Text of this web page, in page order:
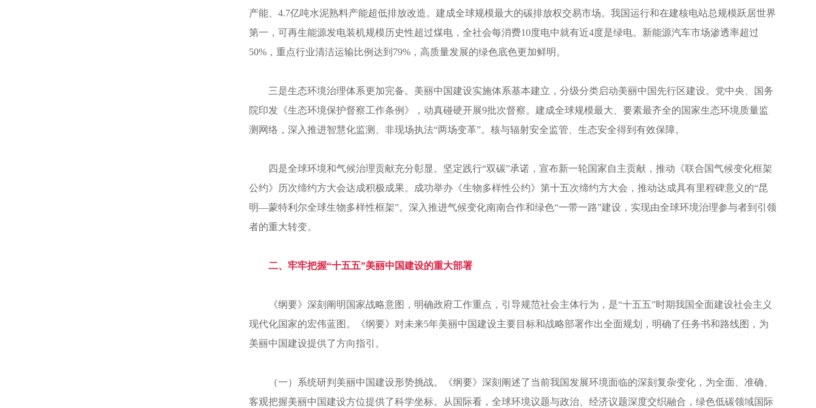
产能、4.7亿吨水泥熟料产能超低排放改造。建成全球规模最大的碳排放权交易市场。我国运行和在建核电站总规模跃居世界
第一，可再生能源发电装机规模历史性超过煤电，全社会每消费10度电中就有近4度是绿电。新能源汽车市场渗透率超过
50%，重点行业清洁运输比例达到79%，高质量发展的绿色底色更加鲜明。
三是生态环境治理体系更加完备。美丽中国建设实施体系基本建立，分级分类启动美丽中国先行区建设。党中央、国务
院印发《生态环境保护督察工作条例》，动真碰硬开展9批次督察。建成全球规模最大、要素最齐全的国家生态环境质量监
测网络，深入推进智慧化监测、非现场执法“两场变革”。核与辐射安全监管、生态安全得到有效保障。
四是全球环境和气候治理贡献充分彰显。坚定践行“双碳”承诺，宣布新一轮国家自主贡献，推动《联合国气候变化框架
公约》历次缔约方大会达成积极成果。成功举办《生物多样性公约》第十五次缔约方大会，推动达成具有里程碑意义的“昆
明—蒙特利尔全球生物多样性框架”。深入推进气候变化南南合作和绿色“一带一路”建设，实现由全球环境治理参与者到引领
者的重大转变。
二、牢牢把握“十五五”美丽中国建设的重大部署
《纲要》深刻阐明国家战略意图，明确政府工作重点，引导规范社会主体行为，是“十五五”时期我国全面建设社会主义
现代化国家的宏伟蓝图。《纲要》对未来5年美丽中国建设主要目标和战略部署作出全面规划，明确了任务书和路线图，为
美丽中国建设提供了方向指引。
（一）系统研判美丽中国建设形势挑战。《纲要》深刻阐述了当前我国发展环境面临的深刻复杂变化，为全面、准确、
客观把握美丽中国建设方位提供了科学坐标。从国际看，全球环境议题与政治、经济议题深度交织融合，绿色低碳领域国际